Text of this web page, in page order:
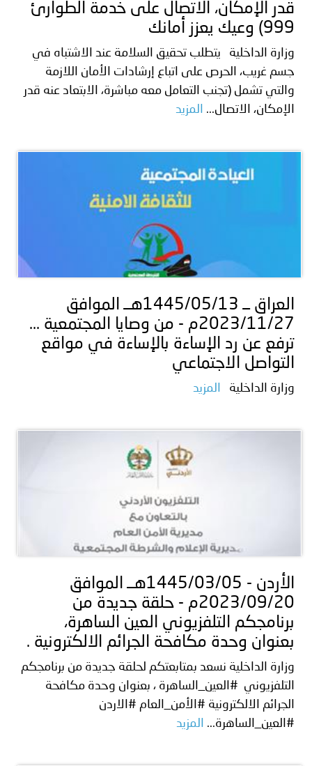
قدر الإمكان، الاتصال على خدمة الطوارئ
999) وعيك يعزز أمانك
وزارة الداخلية يتطلب تحقيق السلامة عند الاشتباه في
جسم غريب، الحرص على اتباع إرشادات الأمان اللازمة
والتي تشمل (تجنب التعامل معه مباشرة، الابتعاد عنه قدر
الإمكان، الاتصال...
المزيد
العراق ــ 1445/05/13هــ الموافق
2023/11/27م - من وصايا المجتمعية ...
ترفع عن رد الإساءة بالإساءة في مواقع
التواصل الاجتماعي
وزارة الداخلية المزيد
الأردن - 1445/03/05هــ الموافق
2023/09/20م - حلقة جديدة من
برنامجكم التلفزيوني ⁧‫العين الساهرة‬⁩،
بعنوان وحدة مكافحة الجرائم الالكترونية .
وزارة الداخلية نسعد بمتابعتكم لحلقة جديدة من برنامجكم
التلفزيوني ⁧‫ #العين_الساهرة ‬⁩، بعنوان وحدة مكافحة
الجرائم الالكترونية #الأمن_العام #الاردن
#العين_الساهرة...
المزيد